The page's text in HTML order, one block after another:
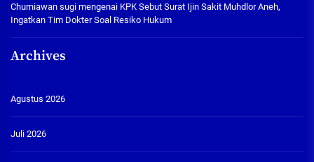
Churniawan sugi mengenai KPK Sebut Surat Ijin Sakit Muhdlor Aneh,
Ingatkan Tim Dokter Soal Resiko Hukum
Archives
Agustus 2026
Juli 2026